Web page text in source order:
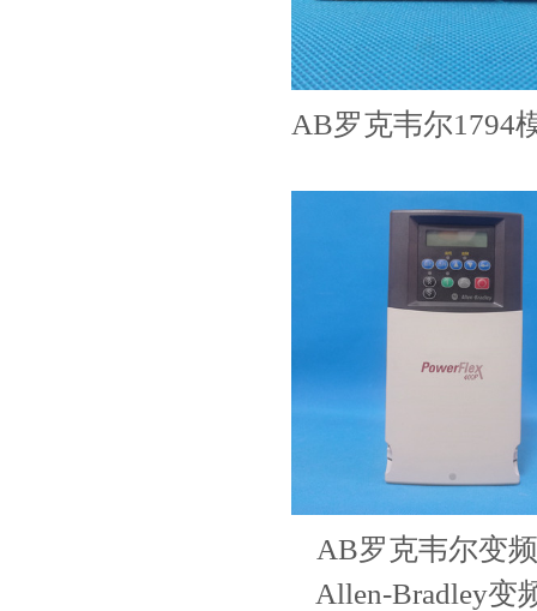
AB罗克韦尔1794
AB罗克韦尔变
Allen-Bradley变